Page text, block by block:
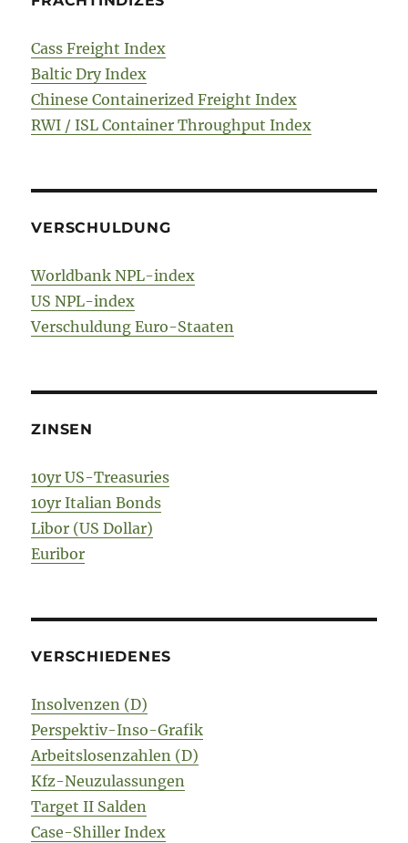
Cass Freight Index
Baltic Dry Index
Chinese Containerized Freight Index
RWI / ISL Container Throughput Index
VERSCHULDUNG
Worldbank NPL-index
US NPL-index
Verschuldung Euro-Staaten
ZINSEN
10yr US-Treasuries
10yr Italian Bonds
Libor (US Dollar)
Euribor
VERSCHIEDENES
Insolvenzen (D)
Perspektiv-Inso-Grafik
Arbeitslosenzahlen (D)
Kfz-Neuzulassungen
Target II Salden
Case-Shiller Index